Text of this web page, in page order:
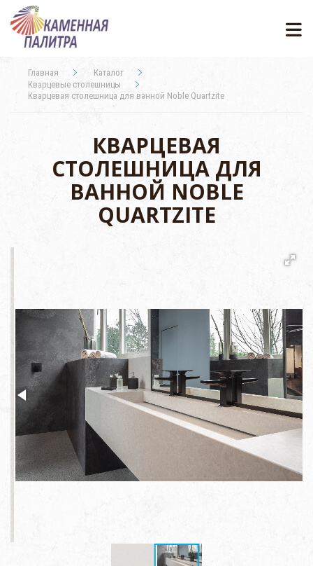
Главная
Каталог
Кварцевые столешницы
Кварцевая столешница для ванной Noble Quartzite
КВАРЦЕВАЯ
СТОЛЕШНИЦА ДЛЯ
ВАННОЙ NOBLE
QUARTZITE